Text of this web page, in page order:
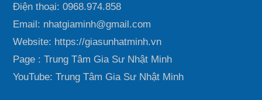
Điện thoại: 0968.974.858
Email: nhatgiaminh@gmail.com
Website: https://giasunhatminh.vn
Page : Trung Tâm Gia Sư Nhật Minh
YouTube: Trung Tâm Gia Sư Nhật Minh